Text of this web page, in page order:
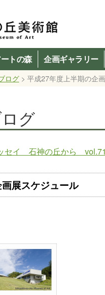
トの森 企画ギャラリー
ログ > 平成27年度上半期の企
グ
セイ 石神の丘から vol.71
展スケジュール